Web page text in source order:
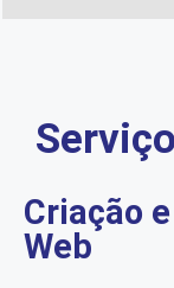
Criação
Web